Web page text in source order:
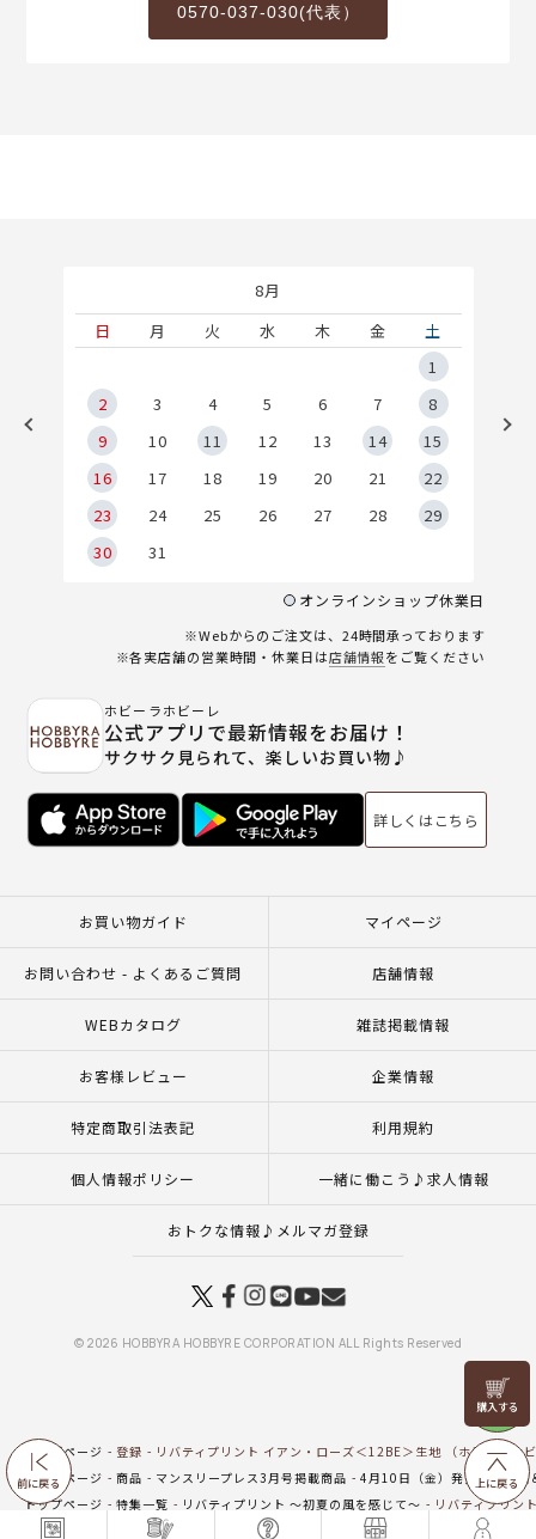
前に戻る
リリヤン
フェア
上に戻る
0570-037-030(代表）
8月
日
月 火 水 木 金
土
1
2
3 4 5 6 7
8
9
10 11 12 13 14
15
16
17 18 19 20 21
22
23
24 25 26 27 28
29
30
31
オンラインショップ休業日
※Webからのご注文は、24時間承っております
※各実店舗の営業時間・休業日は店舗情報をご覧ください
ホビーラホビーレ
公式アプリで最新情報をお届け！
サクサク見られて、楽しいお買い物♪
詳しくはこちら
お買い物ガイド マイページ
お問い合わせ - よくあるご質問 店舗情報
WEBカタログ 雑誌掲載情報
お客様レビュー 企業情報
特定商取引法表記 利用規約
個人情報ポリシー 一緒に働こう♪求人情報
おトクな情報♪メルマガ登録
© 2026 HOBBYRA HOBBYRE CORPORATION ALL Rights Reserved
トップページ 登録
リバティプリント イアン・ローズ＜12BE＞生地 （ホビーラホ
トップページ
商品 マンスリープレス3月号掲載商品
4月10日（金）発売の新商品
トップページ
特集一覧 リバティプリント ～初夏の風を感じて～
リバティプリン
トップページ
新商品 生地一覧 リバティプリント イアン・ローズ＜12BE＞